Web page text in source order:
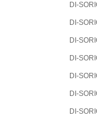
DI-
DI-
DI-
DI-
DI-
DI-
DI-